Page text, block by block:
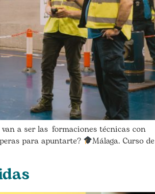
a ser las formaciones técnicas con
para apuntarte?
Málaga. Curso de